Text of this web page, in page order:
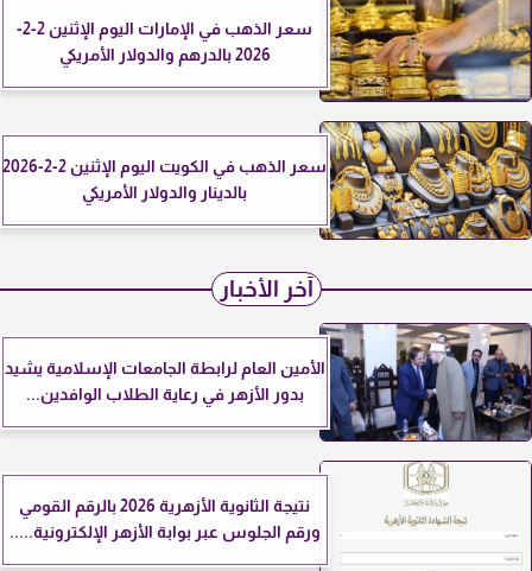
سعر الذهب في الإمارات اليوم الإثنين 2-2-
2026 بالدرهم والدولار الأمريكي
سعر الذهب في الكويت اليوم الإثنين 2-2-2026
بالدينار والدولار الأمريكي
آخر الأخبار
الأمين العام لرابطة الجامعات الإسلامية يشيد
بدور الأزهر في رعاية الطلاب الوافدين...
نتيجة الثانوية الأزهرية 2026 بالرقم القومي
ورقم الجلوس عبر بوابة الأزهر الإلكترونية.....